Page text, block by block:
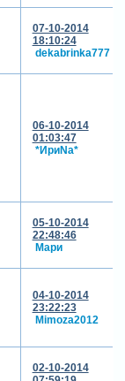
07-10-2014
18:10:24
dekabrinka777
06-10-2014
01:03:47
*ИриNа*
05-10-2014
22:48:46
Мари
04-10-2014
23:22:23
Mimoza2012
02-10-2014